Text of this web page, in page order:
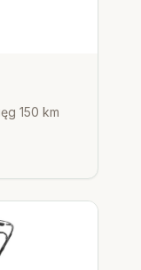
150 km